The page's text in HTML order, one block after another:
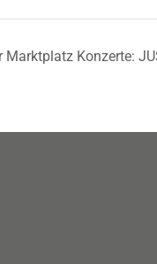
Marktplatz Konzerte: